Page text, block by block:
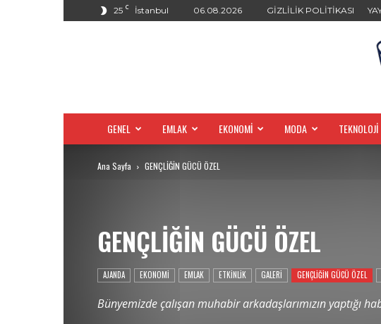
25 C İstanbul 06.08.2026 GİZLİLİK POLİTİKASI
GENEL EMLAK EKONOMİ MODA TEKNOLOJİ
Ana Sayfa GENÇLİĞİN GÜCÜ ÖZEL
GENÇLİĞİN GÜCÜ ÖZEL
AJANDA EKONOMİ EMLAK ETKİNLİK GALERİ GENÇLİĞİN GÜCÜ ÖZEL
Bünyemizde çalışan muhabir arkadaşlarımızın yaptığı